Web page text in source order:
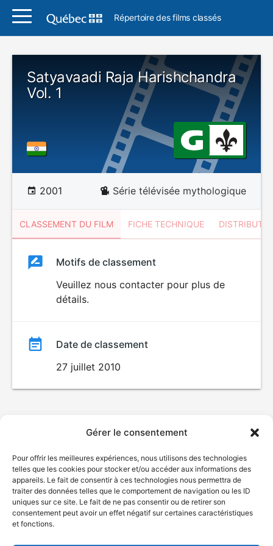
Gérer le consentement
Pour offrir les meilleures expériences, nous utilisons des technologies
telles que les cookies pour stocker et/ou accéder aux informations des
appareils. Le fait de consentir à ces technologies nous permettra de
traiter des données telles que le comportement de navigation ou les ID
uniques sur ce site. Le fait de ne pas consentir ou de retirer son
consentement peut avoir un effet négatif sur certaines caractéristiques
et fonctions.
Répertoire des films classés
Satyavaadi Raja Harishchandra
Vol. 1
2001 Série télévisée mythologique
CLASSEMENT DU FILM FICHE TECHNIQUE
ClassementClassement
Motifs de classement
Veuillez nous contacter pour plus de
détails.
Date de classement
27 juillet 2010